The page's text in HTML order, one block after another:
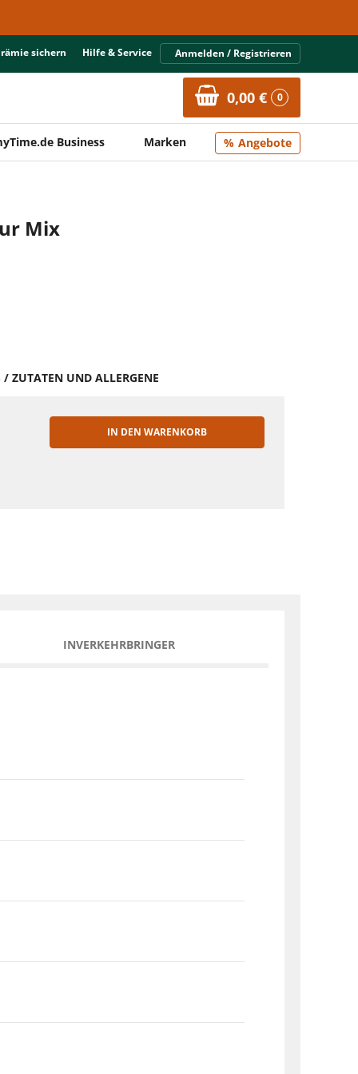
sichern Hilfe & Service Anmelden / Registrieren
0,00 € 0
Business Marken Angebote
Mix
/ ZUTATEN UND ALLERGENE
IN DEN WARENKORB
INVERKEHRBRINGER